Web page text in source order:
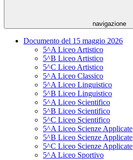
navigazione
Documento del 15 maggio 2026
5^A Liceo Artistico
5^B Liceo Artistico
5^C Liceo Artistico
5^A Liceo Classico
5^A Liceo Linguistico
5^B Liceo Linguistico
5^A Liceo Scientifico
5^B Liceo Scientifico
5^C Liceo Scientifico
5^A Liceo Scienze Applicate
5^B Liceo Scienze Applicate
5^C Liceo Scienze Applicate
5^A Liceo Sportivo